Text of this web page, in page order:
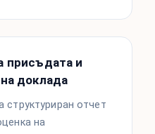
присъдата и
доклада
структуриран отчет
на